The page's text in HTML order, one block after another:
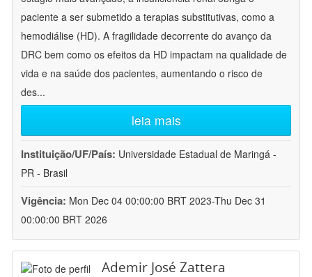
paciente a ser submetido a terapias substitutivas, como a
hemodiálise (HD). A fragilidade decorrente do avanço da
DRC bem como os efeitos da HD impactam na qualidade de
vida e na saúde dos pacientes, aumentando o risco de
des...
leia mais
Instituição/UF/País: Universidade Estadual de Maringá -
PR - Brasil
Vigência: Mon Dec 04 00:00:00 BRT 2023-Thu Dec 31
00:00:00 BRT 2026
Ademir José Zattera